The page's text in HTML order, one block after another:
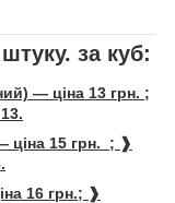
за куб:
— ціна 13 грн. ;
ціна 15 грн. ; ❱
16 грн.; ❱